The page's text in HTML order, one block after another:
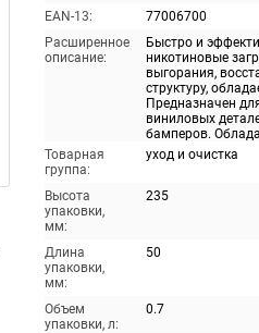
EAN-13:
77006700
Расширенное
описание:
Быстро и
никотиновые
выгорания,
структуру,
Предназначен
виниловых
бамперов.
Товарная
группа:
уход и очистка
Высота
упаковки,
мм:
235
Длина
упаковки,
мм:
50
Объем
упаковки, л:
0.7